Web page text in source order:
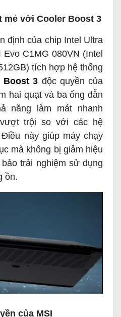
mẻ với Cooler Boost 3
định của chip Intel Ultra
C1MG 080VN (Intel
tích hợp hệ thống
Boost 3 độc quyền của
hai quạt và ba ống dẫn
năng làm mát nhanh
trội so với các hệ
này giúp máy chạy
mà không bị giảm hiệu
trải nghiệm sử dụng
ồn.
của MSI